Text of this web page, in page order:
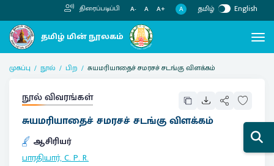
திரைப்படிப்பி A- A A+ A தமிழ் English
முகப்பு நூல் பிற சுயமரியாதைச் சமரசச் சடங்கு விளக்கம்
நூல் விவரங்கள்
சுயமரியாதைச் சமரசச் சடங்கு விளக்கம்
ஆசிரியர்
பாரதியார், C. P. R.